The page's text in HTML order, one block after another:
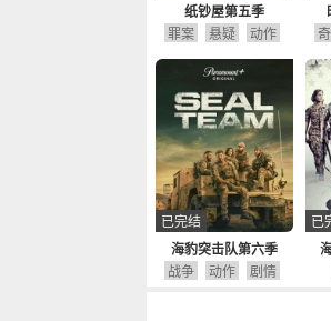
纸钞屋第五季
罪案 悬疑 动作
海豹突击队第六季
已完结
战争 动作 剧情
已